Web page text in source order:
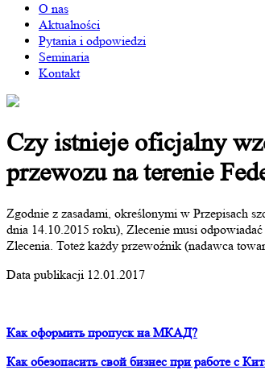
O nas
Aktualności
Pytania i odpowiedzi
Seminaria
Kontakt
Czy istnieje oficjalny
przewozu na terenie
Zgodnie z zasadami, określonymi w Przepisach
dnia 14.10.2015 roku), Zlecenie musi
Zlecenia. Toteż każdy przewoźnik (nadawca
Data publikacji 12.01.2017
Как оформить пропуск на МКАД?
Как обезопасить свой бизнес при работе с